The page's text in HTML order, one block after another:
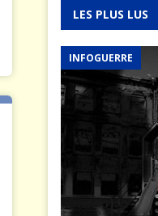
LES PLUS LUS
INFOGUERRE